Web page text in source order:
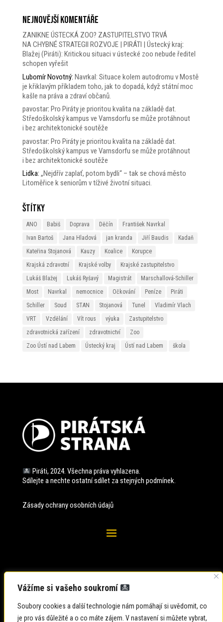
Vážíme si vašeho soukromí
Soubory cookies a další technologie nám pomáhají si uvědomit, co
je pro vás důležité a o co máte zájem. V nastavení si můžete vybrat,
Nejnovější komentáře
ZANIKNE ÚSTECKÁ ZOO? ZASTUPITELSTVO TRVÁ
NA CHYBNÉ STRATEGII ROZVOJE | PIRÁTI | Ústecký kraj:
Blažej (Piráti): Kritickou situaci v ústecké zoo nebude ředitel
schopen vyřešit
Lubomír Novotný: Navrkal: Situace kolem autodromu v Mostě
je křiklavým příkladem toho, jak to dopadá, když státní moc
kašle na práva a zdraví občanů.
pavostar: Pro Piráty je prioritou kvalita na základě dat.
Středoškolský kampus ve Varnsdorfu se může protáhnout
i bez architektonické soutěže
pavostar: Pro Piráty je prioritou kvalita na základě dat.
Středoškolský kampus ve Varnsdorfu se může protáhnout
i bez architektonické soutěže
Lidka: „Nejdřív zaplať, potom bydli“ – tak se chová město
Litoměřice k seniorům v tíživé životní situaci.
Štítky
ANO Babiš Doprava Děčín
František Navrkal
Ivan Bartoš
Jana Hladová jan kranda Jiří Baudis
Kadaň
Kateřina Stojanová
Kauzy Koalice
Korupce
Krajská zdravotní
Krajské volby
Krajské zastupitelstvo
Lukáš Blažej
Lukáš Ryšavý Magistrát
Marschallová-Schiller
Most
Navrkal nemocnice Očkování Peníze
Piráti
Schiller
Soud STAN Stojanová Tunel
Vladimír Vlach
VRT
Vzdělání Vít rous výuka
Zastupitelstvo
zdravotnická zařízení
zdravotnictví
Zoo
Zoo Ústí nad Labem
Ústecký kraj Ústí nad Labem škola
Piráti, 2024. Všechna práva vyhlazena.
Sdílejte a nechte ostatní sdílet za stejných podmínek.
Zásady ochrany osobních údajů